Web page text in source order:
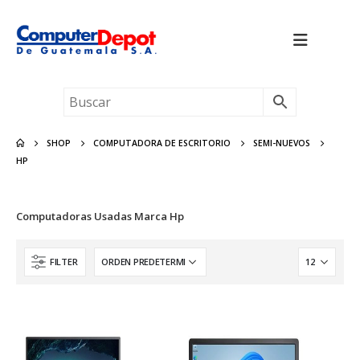
SHOP COMPUTADORA DE ESCRITORIO
SEMI-NUEVOS
HP
Computadoras Usadas Marca Hp
FILTER